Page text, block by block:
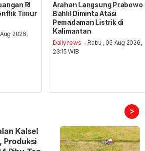
RI
Timur
2026,
Arahan Langsung Prabowo
Bahlil Diminta Atasi
Pemadaman Listrik di
Kalimantan
Dailynews - Rabu , 05 Aug 2026,
23:15 WIB
>
Kalsel
Produksi